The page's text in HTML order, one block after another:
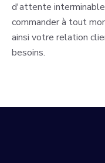
d'attente
commander à tout
ainsi votre relation
besoins.